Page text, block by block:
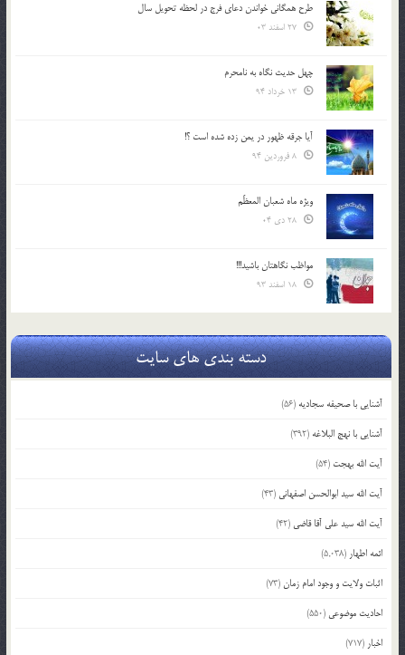
طرح همگانی خواندن دعای فرج در لحظه تحویل سال
چهل حدیث نگاه به نامحرم
آیا جرقه ظهور در یمن زده شده است ؟!
ویژه ماه شعبان المعظّم
مواظب نگاهتان باشید!!!
دسته بندی های سایت
آشنایی با صحیفه سجادیه (56)
آشنایی با نهج البلاغه (392)
آیت الله بهجت (54)
آیت الله سید ابوالحسن اصفهانی (43)
آیت الله سید علی آقا قاضی (42)
ائمه اطهار (5,038)
اثبات ولایت و وجود امام زمان(73)
احادیث موضوعی (550)
اخبار (717)